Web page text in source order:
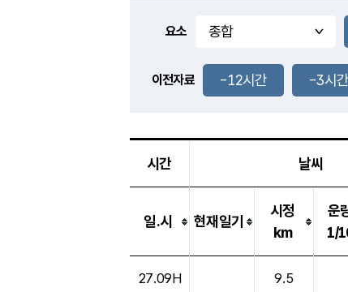
-
요소
이전자료 -12시간 -3시간
시간 날씨
일.시 현재일기
시정
km
운
1/
27.09H 9.5